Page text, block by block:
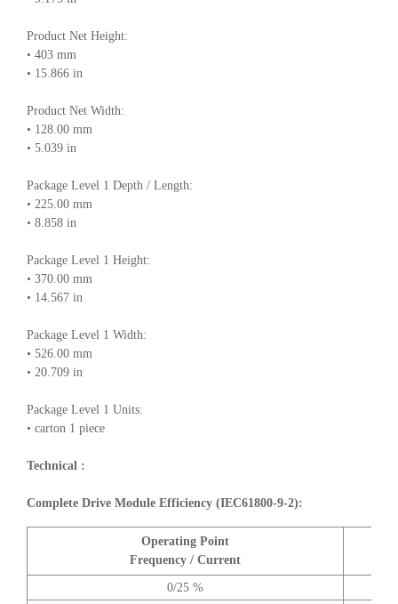
Product Net Height:
• 403 mm
• 15.866 in
Product Net Width:
• 128.00 mm
• 5.039 in
Package Level 1 Depth / Length:
• 225.00 mm
• 8.858 in
Package Level 1 Height:
• 370.00 mm
• 14.567 in
Package Level 1 Width:
• 526.00 mm
• 20.709 in
Package Level 1 Units:
• carton 1 piece
Technical :
Complete Drive Module Efficiency (IEC61800-9-2):
Operating Point
Frequency / Current
0/25 %